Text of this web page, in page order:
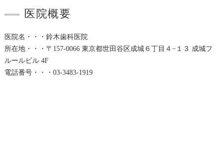
医院概要
医院名・・・鈴木歯科医院
所在地・・・〒157-0066 東京都世田谷区成城６丁目４−１３ 成城フ
ルールビル 4F
電話番号・・・03-3483-1919